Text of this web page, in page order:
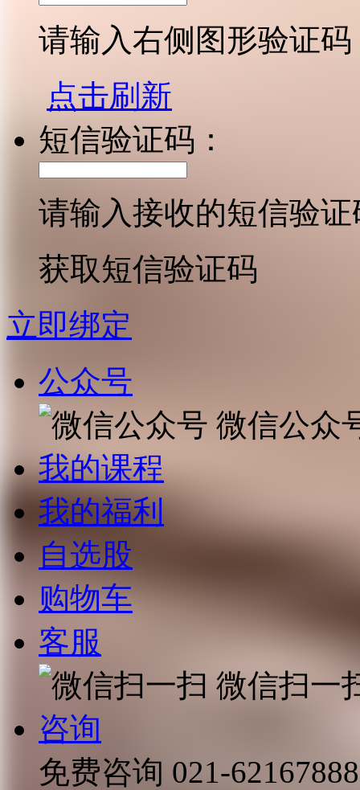
请输入右侧图形验证码
点击刷新
短信验证码：
请输入接收的短信验证
获取短信验证码
立即绑定
公众号
微信公众
我的课程
我的福利
自选股
购物车
客服
微信扫一
咨询
免费咨询 021-62167888